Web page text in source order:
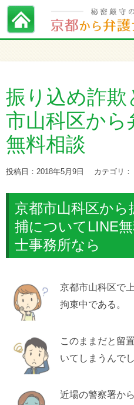
振り込め詐欺
市山科区から
無料相談
投稿日：2018年5月9日 カテゴリ：
京都市山科区か
捕についてLINE
士事務所なら
京都市山科区で
拘束中である。
このままだと留
いてしまうんで
近場の警察署か